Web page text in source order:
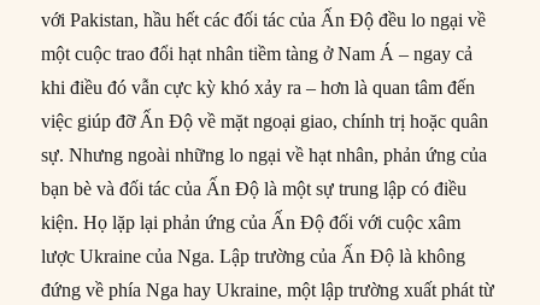
với Pakistan, hầu hết các đối tác của Ấn Độ đều lo ngại về
một cuộc trao đổi hạt nhân tiềm tàng ở Nam Á – ngay cả
khi điều đó vẫn cực kỳ khó xảy ra – hơn là quan tâm đến
việc giúp đỡ Ấn Độ về mặt ngoại giao, chính trị hoặc quân
sự. Nhưng ngoài những lo ngại về hạt nhân, phản ứng của
bạn bè và đối tác của Ấn Độ là một sự trung lập có điều
kiện. Họ lặp lại phản ứng của Ấn Độ đối với cuộc xâm
lược Ukraine của Nga. Lập trường của Ấn Độ là không
đứng về phía Nga hay Ukraine, một lập trường xuất phát từ